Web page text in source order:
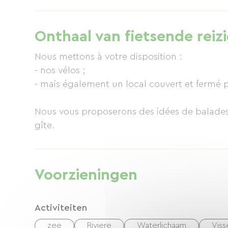
bijzondere erfgoedlocaties en het
boottochten, wandelingen, bezoeken en
ook fietsverhuur aan. Voorzieningen
contact met ons op via e-mail of telefoon.
Onthaal van fietsende
Nous mettons à votre disposition :
- nos vélos ;
- mais également un local couvert et fermé
Nous vous proposerons des idées de
gîte.
Voorzieningen
Activiteiten
zee Riviere Waterlichaam